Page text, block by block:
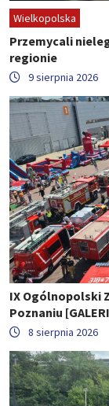
Wielkopolska
Przemycali
regionie
9 sierpnia 2026
IX Ogólnopolski
Poznaniu
8 sierpnia 2026